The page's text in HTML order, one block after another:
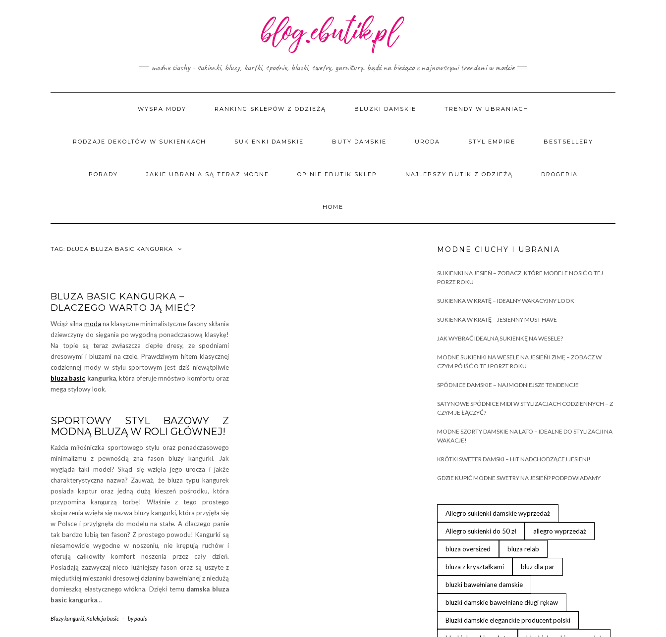
modne ciuchy - sukienki, bluzy, kurtki, spodnie, bluzki, swetry, garnitury. bądź na bieżąco z najnowszymi trendami w modzie
WYSPA MODY RANKING SKLEPÓW Z ODZIEŻĄ BLUZKI DAMSKIE TRENDY W UBRANIACH
RODZAJE DEKOLTÓW W SUKIENKACH SUKIENKI DAMSKIE BUTY DAMSKIE URODA STYL EMPIRE BESTSELLERY
PORADY JAKIE UBRANIA SĄ TERAZ MODNE OPINIE EBUTIK SKLEP NAJLEPSZY BUTIK Z ODZIEŻĄ DROGERIA
HOME
TAG: DŁUGA BLUZA BASIC KANGURKA
BLUZA BASIC KANGURKA –
DLACZEGO WARTO JĄ MIEĆ?
Wciąż silna moda na klasyczne minimalistyczne fasony skłania
dziewczyny do sięgania po wygodną ponadczasową klasykę!
Na topie są teraz zwłaszcza ciepłe dresy, ze spodniami
dresowymi i bluzami na czele. Prawdziwym hitem klasycznej
codziennej mody w stylu sportowym jest dziś niewątpliwie
bluza basic kangurka, która oferuje mnóstwo komfortu oraz
mega stylowy look.
SPORTOWY STYL BAZOWY Z
MODNĄ BLUZĄ W ROLI GŁÓWNEJ!
Każda miłośniczka sportowego stylu oraz ponadczasowego
minimalizmu z pewnością zna fason bluzy kangurki. Jak
wygląda taki model? Skąd się wzięła jego urocza i jakże
charakterystyczna nazwa? Zauważ, że bluza typu kangurek
posiada kaptur oraz jedną dużą kieszeń pośrodku, która
przypomina kangurzą torbę! Właśnie z tego prostego
skojarzenia wzięła się nazwa bluzy kangurki, która przyjęła się
w Polsce i przylgnęła do modelu na stałe. A dlaczego panie
tak bardzo lubią ten fason? Z prostego powodu! Kangurki są
niesamowicie wygodne w noszeniu, nie krępują ruchów i
oferują całkowity komfort noszenia przez cały dzień.
Posiadają zazwyczaj nieco luźniejszy fason oraz są uszyte z
mięciutkiej mieszanki dresowej dzianiny bawełnianej z niedużą
domieszką elastycznego włókna. Dzięki temu damska bluza
basic kangurka…
Bluzy kangurki Kolekcja basic - bypaula
MODNE CIUCHY I UBRANIA
SUKIENKI NA JESIEŃ – ZOBACZ, KTÓRE MODELE NOSIĆ O TEJ
PORZE ROKU
SUKIENKA W KRATĘ – IDEALNY WAKACYJNY LOOK
SUKIENKA W KRATĘ – JESIENNY MUST HAVE
JAK WYBRAĆ IDEALNĄ SUKIENKĘ NA WESELE?
MODNE SUKIENKI NA WESELE NA JESIEŃ I ZIMĘ – ZOBACZ W
CZYM PÓJŚĆ O TEJ PORZE ROKU
SPÓDNICE DAMSKIE – NAJMODNIEJSZE TENDENCJE
SATYNOWE SPÓDNICE MIDI W STYLIZACJACH CODZIENNYCH – Z
CZYM JE ŁĄCZYĆ?
MODNE SZORTY DAMSKIE NA LATO – IDEALNE DO STYLIZACJI NA
WAKACJE!
KRÓTKI SWETER DAMSKI – HIT NADCHODZĄCEJ JESIENI!
GDZIE KUPIĆ MODNE SWETRY NA JESIEŃ? PODPOWIADAMY
Allegro sukienki damskie wyprzedaż
Allegro sukienki do 50 zł allegro wyprzedaż
bluza oversized bluza relab
bluza z kryształkami bluz dla par
bluzki bawełniane damskie
bluzki damskie bawełniane długi rękaw
Bluzki damskie eleganckie producent polski